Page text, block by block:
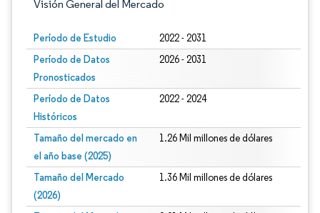
Visión General del Mercado
Período de Estudio 2022 - 2031
Período de Datos
Pronosticados
2026 - 2031
Período de Datos
Históricos
2022 - 2024
Tamaño del mercado en
el año base (2025)
1.26 Mil millones de dólares
Tamaño del Mercado
(2026)
1.36 Mil millones de dólares